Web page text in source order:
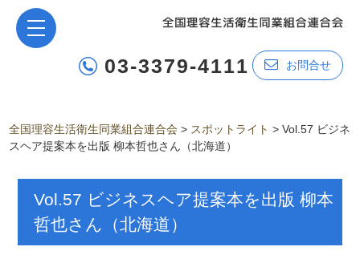
03-3379-4111 お問合せ
全国理容生活衛生同業組合連合会 > スポットライト >Vol.57 ビジネ
スヘア提案本を出版 柳本哲也さん（北海道）
Vol.57 ビジネスヘア提案本を出版 柳本
哲也さん（北海道）